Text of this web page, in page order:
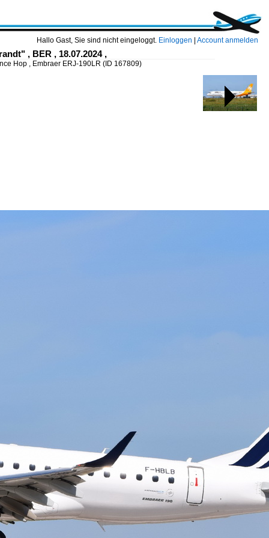
Hallo Gast, Sie sind nicht eingeloggt. Einloggen Account anmelden
, BER , 18.07.2024 ,
Hop , Embraer ERJ-190LR (ID 167809)